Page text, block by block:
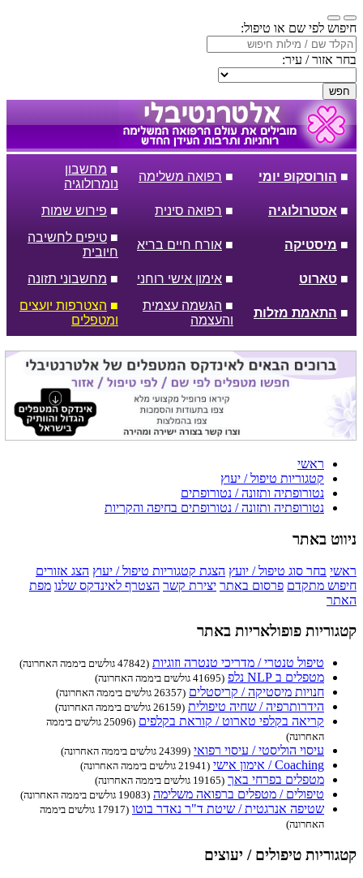
חיפוש לפי שם או טיפול:
בחר אזור / עיר:
חפש
■ הורוסקופ יומי ■ רפואה משלימה
■ מחשבון
נומרולוגיה
■ אסטרולוגיה ■ רפואה סינית ■ פירוש שמות
■ מיסטיקה ■ אורח חיים בריא
■ טיפים לחשיבה
חיובית
■ טארוט ■ אימון אישי רוחני ■ מחשבוני תזונה
■ התאמת מזלות
■ הגשמה עצמית
והעצמה
■ הצטרפות יועצים
ומטפלים
ראשי
קטגוריות טיפול / יעוץ
נטורופתיה ותזונה / נטורופתים
נטורופתיה ותזונה / נטורופתים בחיפה והקריות
ניווט באתר
ראשי בחר סוג טיפול / יועץ הצגת קטגוריות טיפול / יעוץ הצג אזורים
חיפוש מתקדם פרסום באתר יצירת קשר הצטרף לאינדקס שלנו מפת
האתר
קטגוריות פופולאריות באתר
טיפול טנטרי / מדריכי טנטרה וזוגיות (47842 גולשים ביממה האחרונה)
מטפלים ב NLP נלפ (41695 גולשים ביממה האחרונה)
חנויות מיסטיקה / קריסטלים (26357 גולשים ביממה האחרונה)
הידרותרפיה / שחיה טיפולית (26159 גולשים ביממה האחרונה)
קריאה בקלפי טארוט / קוראת בקלפים
(25096 גולשים ביממה
האחרונה)
עיסוי הוליסטי / עיסוי רפואי (24399 גולשים ביממה האחרונה)
Coaching / אימון אישי (21941 גולשים ביממה האחרונה)
מטפלים בפרחי באך (19165 גולשים ביממה האחרונה)
טיפולים / מטפלים ברפואה משלימה (19083 גולשים ביממה האחרונה)
שטיפה אנרגטית / שיטת ד"ר נאדר בוטו
(17917 גולשים ביממה
האחרונה)
קטגוריות טיפולים / יעוצים